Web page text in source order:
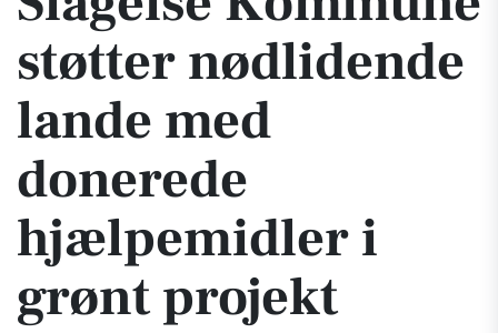
støtter nødlidende
lande med
donerede
hjælpemidler i
grønt projekt